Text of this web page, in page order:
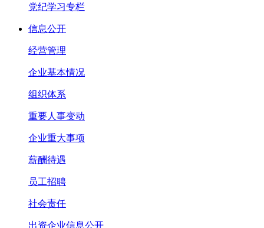
党纪学习专栏
信息公开
经营管理
企业基本情况
组织体系
重要人事变动
企业重大事项
薪酬待遇
员工招聘
社会责任
出资企业信息公开